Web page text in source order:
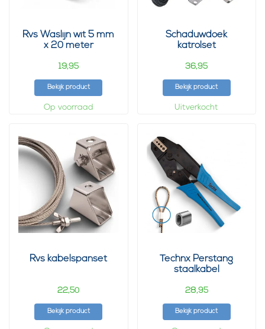
Rvs Waslijn wit 5 mm
x 20 meter
19,95
Bekijk product
Op voorraad
Schaduwdoek
katrolset
36,95
Bekijk product
Uitverkocht
Rvs kabelspanset
22,50
Bekijk product
Technx Perstang
staalkabel
tot 2mm
28,95
Bekijk product